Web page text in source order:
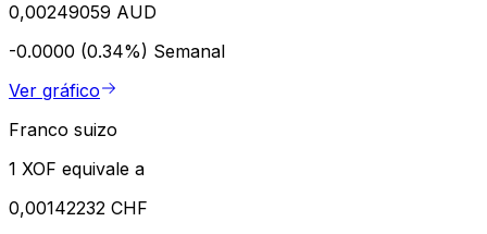
0,00249059 AUD
-0.0000 (0.34%) Semanal
Ver gráfico
Franco suizo
1 XOF equivale a
0,00142232 CHF